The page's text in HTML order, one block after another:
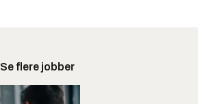
Se flere jobber